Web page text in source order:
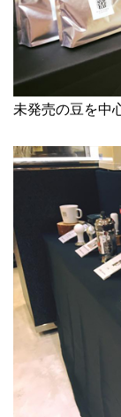
未発売の豆を中